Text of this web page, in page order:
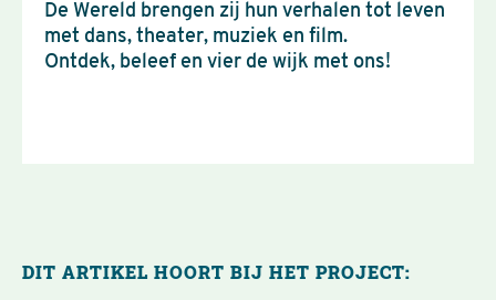
De Wereld brengen zij hun verhalen tot leven
met dans, theater, muziek en film.
Ontdek, beleef en vier de wijk met ons!
DIT ARTIKEL HOORT BIJ HET PROJECT: